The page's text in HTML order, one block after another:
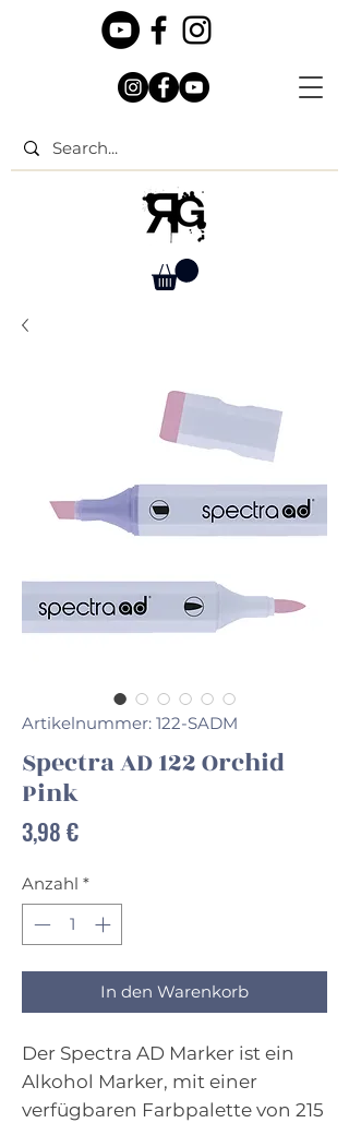
Artikelnummer: 122-SADM
Spectra AD 122 Orchid
Pink
3,98 €Preis
Anzahl *
In den Warenkorb
Der Spectra AD Marker ist ein
Alkohol Marker, mit einer
verfügbaren Farbpalette von 215